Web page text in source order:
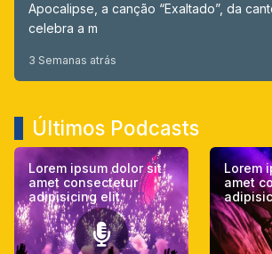
Apocalipse, a canção “Exaltado”, da
celebra a m
3 Semanas atrás
Últimos Podcasts
Lorem ipsum dolor sit
amet consectetur
adipisicing elit.
Lorem
amet